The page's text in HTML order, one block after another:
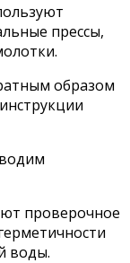
прессы,
образом
проверочное
воды.